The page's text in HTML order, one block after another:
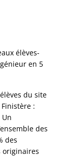
élèves-
en 5
du site
:
des
des
originaires